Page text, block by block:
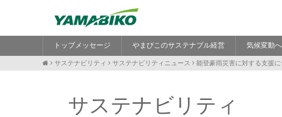
トップメッセージ やまびこのサステナブル経営 気候変動
サステナビリティ サステナビリティニュース 能登豪雨災害に対する支援に
サステナビリティ